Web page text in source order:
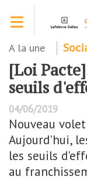
contenu
A la une
[Loi
seuils
04/06/2019
Nouveau
Aujourd'hui,
les seuils
au